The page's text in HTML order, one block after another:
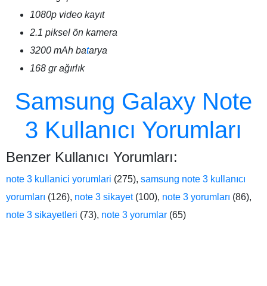
1080p video kayıt
2.1 piksel ön kamera
3200 mAh batarya
168 gr ağırlık
Samsung Galaxy Note
3 Kullanıcı Yorumları
Benzer Kullanıcı Yorumları:
note 3 kullanici yorumlari (275), samsung note 3 kullanıcı
yorumları (126), note 3 sikayet(100), note 3 yorumları (86),
note 3 sikayetleri (73), note 3 yorumlar (65)